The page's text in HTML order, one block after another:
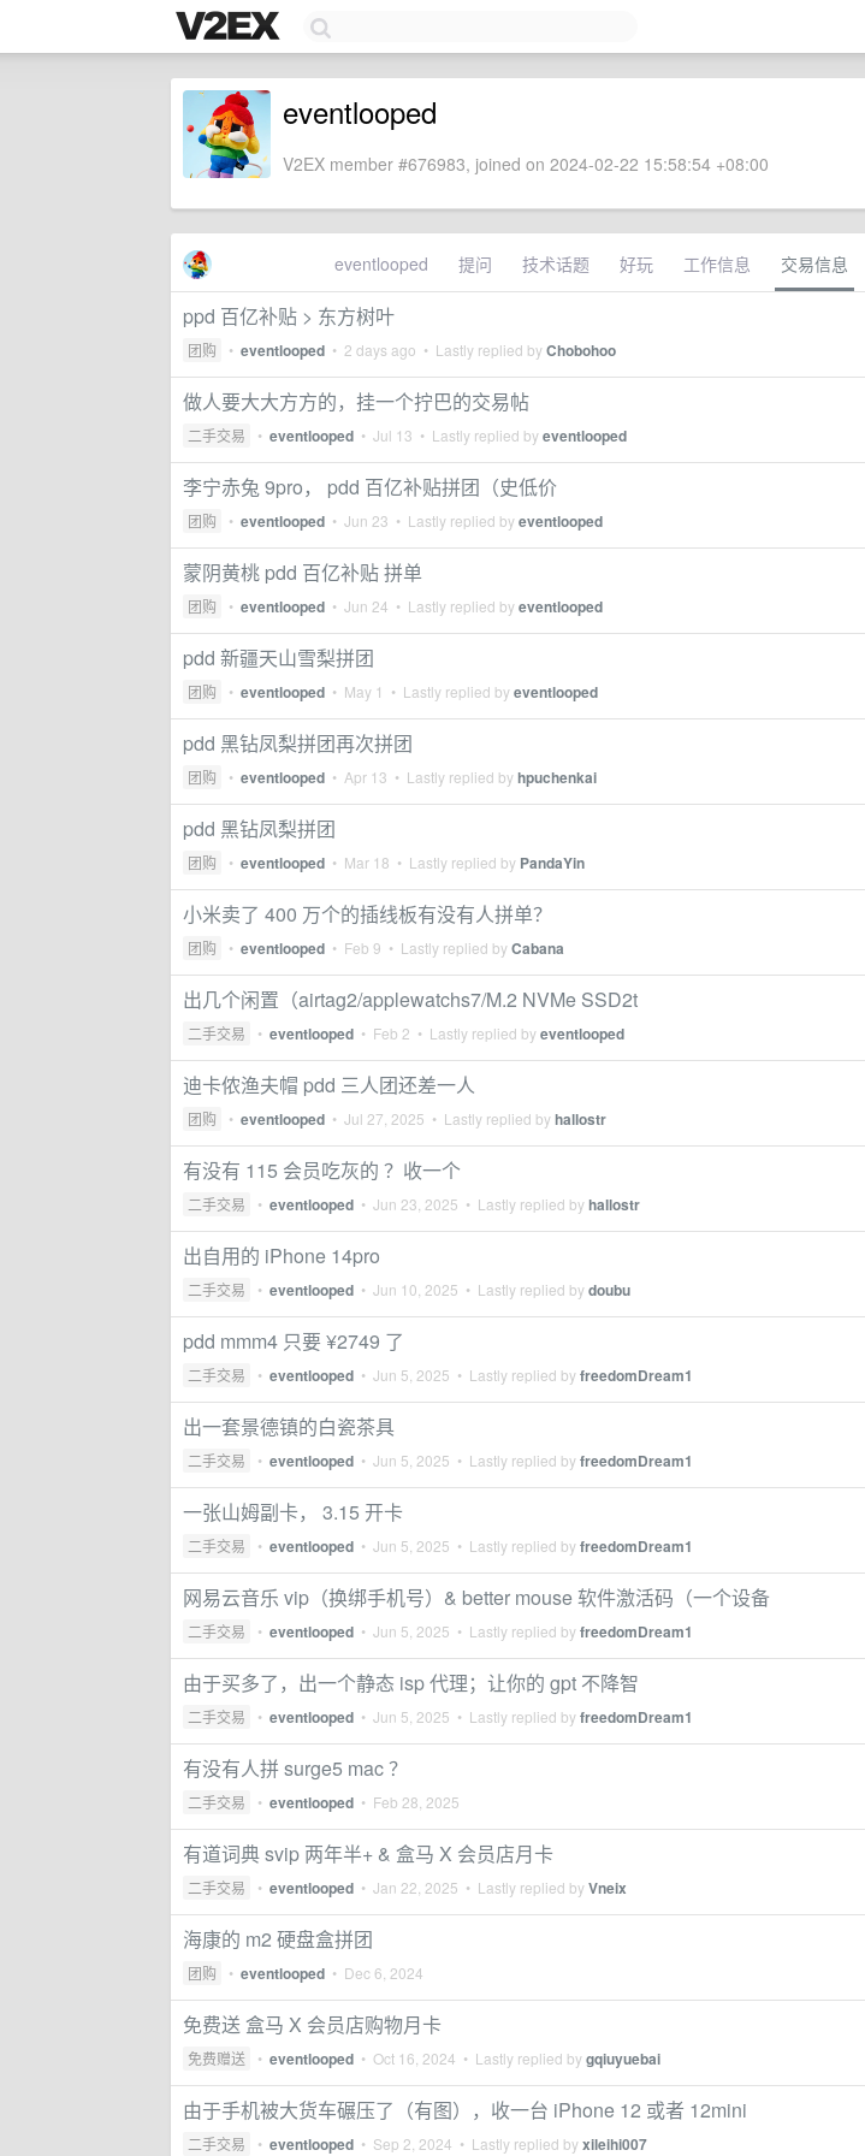
eventlooped
V2EX member #676983, joined on 2024-02-22 15:58:54 +08:00
eventlooped 提问 技术话题 好玩 工作信息 交易信息
ppd 百亿补贴 > 东方树叶
团购 • eventlooped • 2 days ago • Lastly replied byChobohoo
做人要大大方方的，挂一个拧巴的交易帖
二手交易 • eventlooped • Jul 13 • Lastly replied byeventlooped
李宁赤兔 9pro， pdd 百亿补贴拼团（史低价
团购 • eventlooped • Jun 23 • Lastly replied byeventlooped
蒙阴黄桃 pdd 百亿补贴 拼单
团购 • eventlooped • Jun 24 • Lastly replied byeventlooped
pdd 新疆天山雪梨拼团
团购 • eventlooped • May 1 • Lastly replied byeventlooped
pdd 黑钻凤梨拼团再次拼团
团购 • eventlooped • Apr 13 • Lastly replied byhpuchenkai
pdd 黑钻凤梨拼团
团购 • eventlooped • Mar 18 • Lastly replied by PandaYin
小米卖了 400 万个的插线板有没有人拼单？
团购 • eventlooped • Feb 9 • Lastly replied byCabana
出几个闲置（airtag2/applewatchs7/M.2 NVMe SSD2t
二手交易 • eventlooped • Feb 2 • Lastly replied byeventlooped
迪卡侬渔夫帽 pdd 三人团还差一人
团购 • eventlooped • Jul 27, 2025 • Lastly replied byhallostr
有没有 115 会员吃灰的 ？收一个
二手交易 • eventlooped • Jun 23, 2025 • Lastly replied byhallostr
出自用的 iPhone 14pro
二手交易 • eventlooped • Jun 10, 2025 • Lastly replied bydoubu
pdd mmm4 只要 ¥2749 了
二手交易 • eventlooped • Jun 5, 2025 • Lastly replied byfreedomDream1
出一套景德镇的白瓷茶具
二手交易 • eventlooped • Jun 5, 2025 • Lastly replied byfreedomDream1
一张山姆副卡， 3.15 开卡
二手交易 • eventlooped • Jun 5, 2025 • Lastly replied byfreedomDream1
网易云音乐 vip（换绑手机号）& better mouse 软件激活码（一个设备
二手交易 • eventlooped • Jun 5, 2025 • Lastly replied byfreedomDream1
由于买多了，出一个静态 isp 代理；让你的 gpt 不降智
二手交易 • eventlooped • Jun 5, 2025 • Lastly replied byfreedomDream1
有没有人拼 surge5 mac ？
二手交易 • eventlooped • Feb 28, 2025
有道词典 svip 两年半+ & 盒马 X 会员店月卡
二手交易 • eventlooped • Jan 22, 2025 • Lastly replied byVneix
海康的 m2 硬盘盒拼团
团购 • eventlooped • Dec 6, 2024
免费送 盒马 X 会员店购物月卡
免费赠送 • eventlooped • Oct 16, 2024 • Lastly replied bygqiuyuebai
由于手机被大货车碾压了（有图），收一台 iPhone 12 或者 12mini
二手交易 • eventlooped • Sep 2, 2024 • Lastly replied byxileihi007